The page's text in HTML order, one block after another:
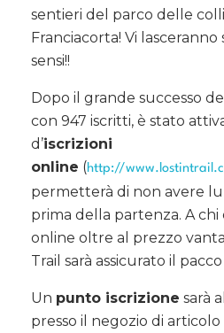
sentieri del parco delle
Franciacorta! Vi
sensi!!
Dopo il grande successo
con 947 iscritti, è stato
d’iscrizioni
online (http://
permetterà di non avere
prima della partenza. A chi
online oltre al prezzo
Trail sarà assicurato il pacco
Un punto iscrizione sarà
presso il negozio di articolo